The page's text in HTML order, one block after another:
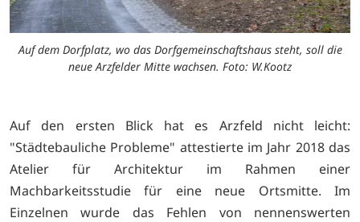
Auf dem Dorfplatz, wo das Dorfgemeinschaftshaus steht, soll die
neue Arzfelder Mitte wachsen. Foto: W.Kootz
Auf den ersten Blick hat es Arzfeld nicht leicht:
"Städtebauliche Probleme" attestierte im Jahr 2018 das
Atelier für Architektur im Rahmen einer
Machbarkeitsstudie für eine neue Ortsmitte. Im
Einzelnen wurde das Fehlen von nennenswerten